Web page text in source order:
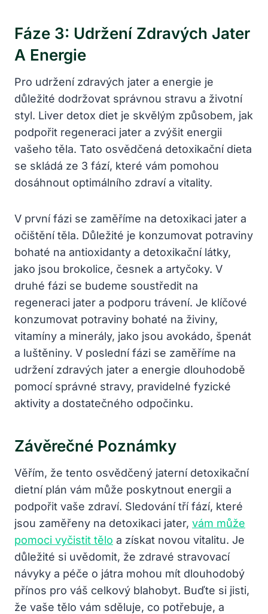
Fáze 3: Udržení Zdravých Jater
A Energie
Pro udržení zdravých jater a energie je
důležité dodržovat správnou stravu a životní
styl. Liver detox diet je skvělým způsobem, jak
podpořit regeneraci jater a zvýšit energii
vašeho těla. Tato osvědčená detoxikační dieta
se skládá ze 3 fází, které vám pomohou
dosáhnout optimálního zdraví a vitality.
V první fázi se zaměříme na detoxikaci jater a
očištění těla. Důležité je konzumovat potraviny
bohaté na antioxidanty a detoxikační látky,
jako jsou brokolice, česnek a artyčoky. V
druhé fázi se budeme soustředit na
regeneraci jater a podporu trávení. Je klíčové
konzumovat potraviny bohaté na živiny,
vitamíny a minerály, jako jsou avokádo, špenát
a luštěniny. V poslední fázi se zaměříme na
udržení zdravých jater a energie dlouhodobě
pomocí správné stravy, pravidelné fyzické
aktivity a dostatečného odpočinku.
Závěrečné Poznámky
Věřím, že tento osvědčený jaterní detoxikační
dietní plán vám může poskytnout energii a
podpořit vaše zdraví. Sledování tří fází, které
jsou zaměřeny na detoxikaci jater, vám může
pomoci vyčistit tělo a získat novou vitalitu. Je
důležité si uvědomit, že zdravé stravovací
návyky a péče o játra mohou mít dlouhodobý
přínos pro váš celkový blahobyt. Buďte si jisti,
že vaše tělo vám sděluje, co potřebuje, a